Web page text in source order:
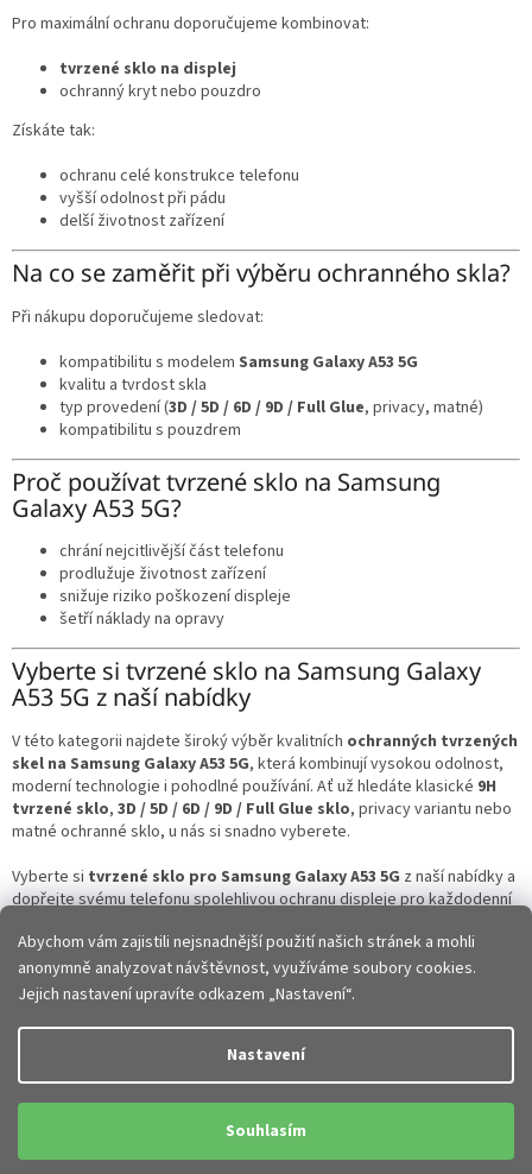
Abychom vám zajistili nejsnadnější použití našich stránek a mohli
anonymně analyzovat návštěvnost, využíváme soubory cookies.
Jejich nastavení upravíte odkazem „Nastavení“.
Nastavení
Souhlasím
Pro maximální ochranu doporučujeme kombinovat:
tvrzené sklo na displej
ochranný kryt nebo pouzdro
Získáte tak:
ochranu celé konstrukce telefonu
vyšší odolnost při pádu
delší životnost zařízení
Na co se zaměřit při výběru ochranného skla?
Při nákupu doporučujeme sledovat:
kompatibilitu s modelem Samsung Galaxy A53 5G
kvalitu a tvrdost skla
typ provedení (3D / 5D / 6D / 9D / Full Glue, privacy, matné)
kompatibilitu s pouzdrem
Proč používat tvrzené sklo na Samsung
Galaxy A53 5G?
chrání nejcitlivější část telefonu
prodlužuje životnost zařízení
snižuje riziko poškození displeje
šetří náklady na opravy
Vyberte si tvrzené sklo na Samsung Galaxy
A53 5G z naší nabídky
V této kategorii najdete široký výběr kvalitních ochranných tvrzených
skel na Samsung Galaxy A53 5G, která kombinují vysokou odolnost,
moderní technologie i pohodlné používání. Ať už hledáte klasické 9H
tvrzené sklo, 3D / 5D / 6D / 9D / Full Glue sklo, privacy variantu nebo
matné ochranné sklo, u nás si snadno vyberete.
Vyberte si tvrzené sklo pro Samsung Galaxy A53 5G z naší nabídky a
dopřejte svému telefonu spolehlivou ochranu displeje pro každodenní
Copyright 2026JHMobil.cz. Všechna práva vyhrazena.Upravit
nastavení cookies